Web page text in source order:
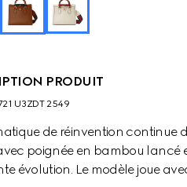
PRODUIT
U3ZDT 2549
de réinvention continue
poignée en bambou lancé
évolution. Le modèle joue